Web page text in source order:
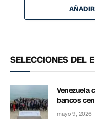
SELECCIONES DEL
Venezuela
bancos
mayo 9, 2026